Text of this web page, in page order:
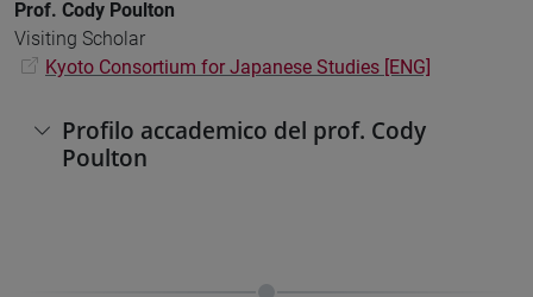
Prof. Cody Poulton
Visiting Scholar
Kyoto Consortium for Japanese Studies [ENG]
Profilo accademico del prof. Cody
Poulton